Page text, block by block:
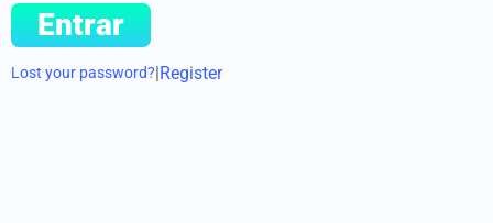
Entrar
Lost your password? Register